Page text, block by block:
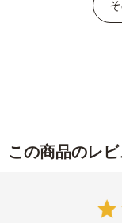
この商品のレ